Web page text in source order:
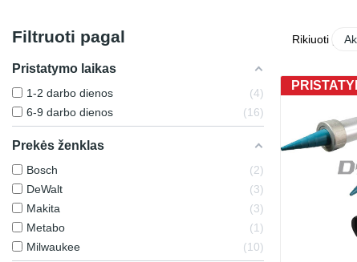
Filtruoti pagal
Pristatymo laikas
1-2 darbo dienos
4
6-9 darbo dienos
16
Prekės ženklas
Bosch
2
DeWalt
3
Makita
3
Metabo
1
Milwaukee
10
Rikiuoti